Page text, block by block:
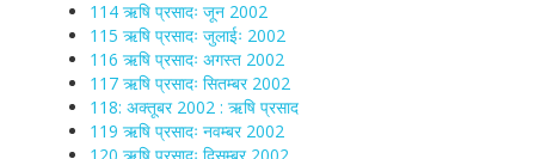
114 ऋषि प्रसादः जून 2002
115 ऋषि प्रसादः जुलाईः 2002
116 ऋषि प्रसादः अगस्त 2002
117 ऋषि प्रसादः सितम्बर 2002
118: अक्तूबर 2002 : ऋषि प्रसाद
119 ऋषि प्रसादः नवम्बर 2002